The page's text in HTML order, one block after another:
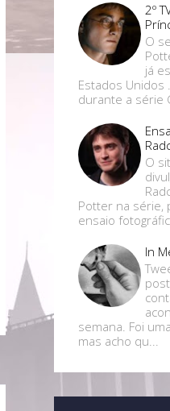
2º
O
já
Estados Unidos
durante a série
O
Potter na série,
ensaio
In
semana. Foi
mas acho qu...